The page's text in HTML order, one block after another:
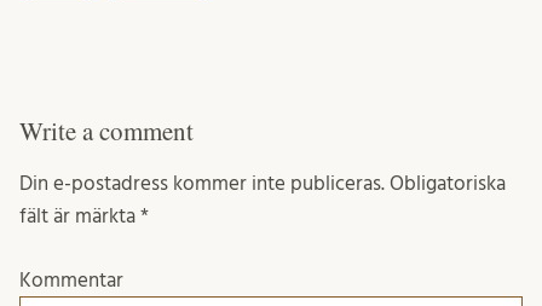
Write a comment
Din e-postadress kommer inte publiceras. Obligatoriska
fält är märkta *
Kommentar